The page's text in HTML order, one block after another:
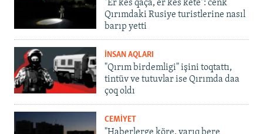
"Er kes qaça, er kes kete": cenk
Qırımdaki Rusiye turistlerine nasıl
barıp yetti
İNSAN AQLARI
"Qırım birdemligi" işini toqtattı,
tintüv ve tutuvlar ise Qırımda daa
çoq oldı
CEMİYET